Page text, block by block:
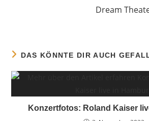
Dream
DAS KÖNNTE DIR AUCH
Konzertfotos: Roland Kaiser